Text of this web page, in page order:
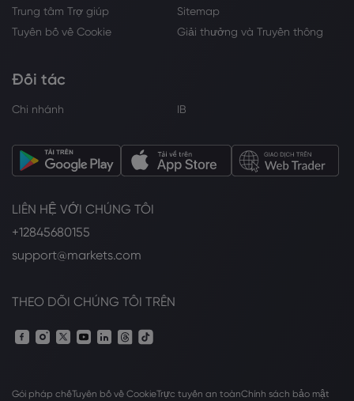
Trung tâm Trợ giúp
Sitemap
Tuyên bố về Cookie
Giải thưởng và Truyền thông
Đối tác
Chi nhánh IB
LIÊN HỆ VỚI CHÚNG TÔI
+12845680155
support@markets.com
THEO DÕI CHÚNG TÔI TRÊN
Gói pháp chếTuyên bố về CookieTrực tuyến an toànChính sách bảo mật